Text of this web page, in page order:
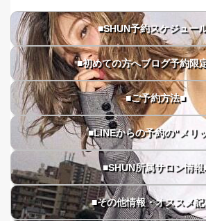
■SHUN予約スケジュー
■初めての方へブログ予約限
■ご予約方法■
■LINEからの予約の"メリ
■SHUN所属サロン情報
■その他情報・オススメ記